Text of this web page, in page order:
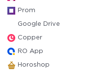
Prom
Google Drive
Copper
RO App
Horoshop